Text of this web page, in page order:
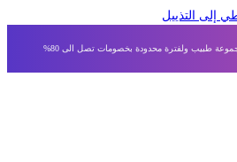
التذييل
ولفترة محدودة بخصومات تصل الى 80%